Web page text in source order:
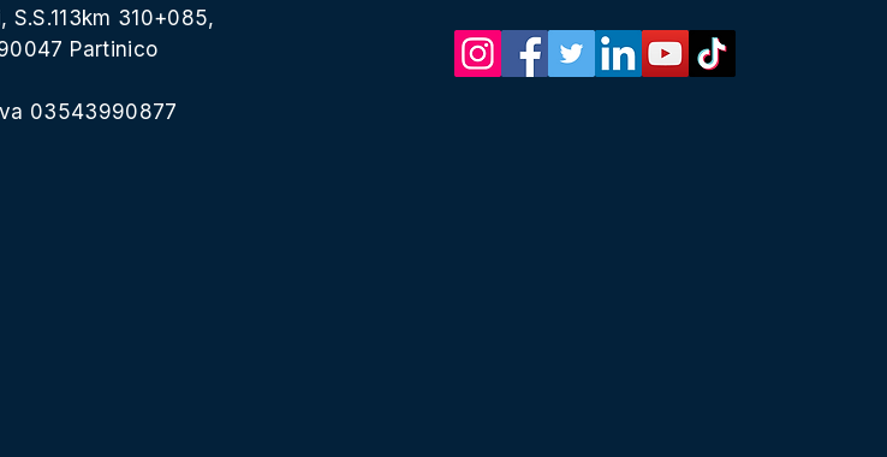
S.S.113km 310+085,
Partinico
03543990877